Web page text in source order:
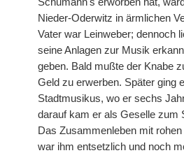
Nieder-Oderwitz in ärmlichen
Vater war Leinweber; dennoch
seine Anlagen zur Musik
geben. Bald mußte der Knabe
Geld zu erwerben. Später ging
Stadtmusikus, wo er sechs
darauf kam er als Geselle zum
Das Zusammenleben mit
war ihm entsetzlich und noch